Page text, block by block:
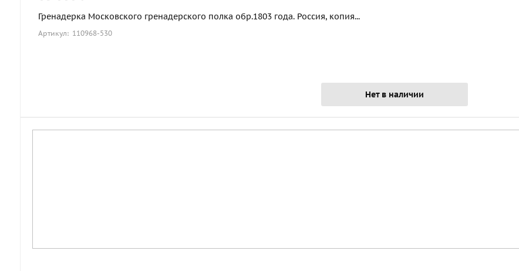
Гренадерка Московского гренадерского полка обр.1803 года. Россия, копия...
Артикул: 110968-530
Нет в наличии